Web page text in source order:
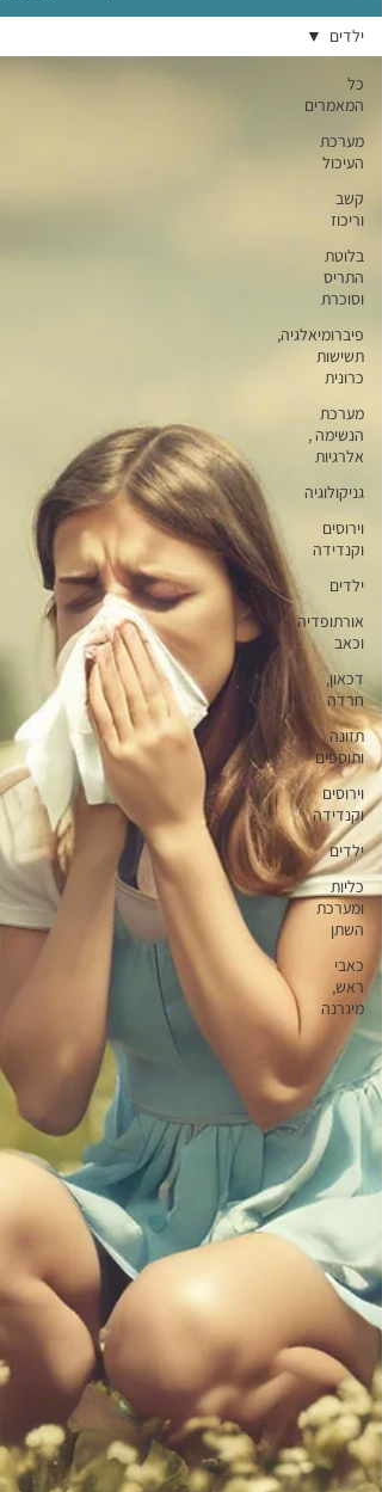
כל
המאמרים
מערכת
העיכול
קשב
וריכוז
בלוטת
התריס
וסוכרת
פיברומיאלגיה,
תשישות
כרונית
מערכת
הנשימה ,
אלרגיות
גניקולוגיה
וירוסים
וקנדידה
ילדים
אורתופדיה
וכאב
דכאון,
חרדה
תזונה
ותוספים
וירוסים
וקנדידה
ילדים
כליות
ומערכת
השתן
כאבי
ראש,
מיגרנה
ילדים